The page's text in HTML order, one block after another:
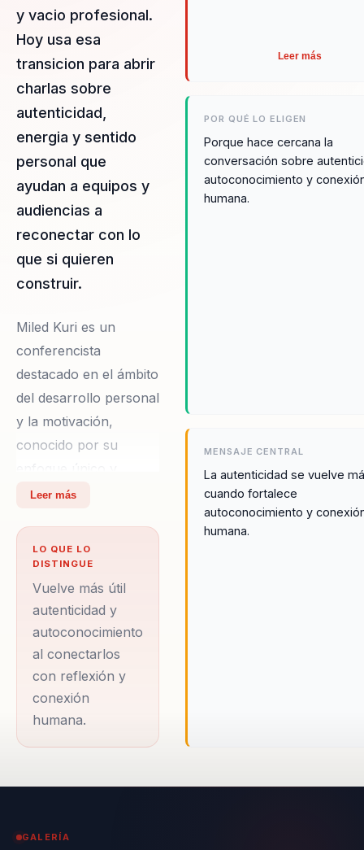
y vacio profesional.
Hoy usa esa
transicion para abrir
charlas sobre
autenticidad,
energia y sentido
personal que
ayudan a equipos y
audiencias a
reconectar con lo
que si quieren
construir.
Miled Kuri es un
conferencista
destacado en el ámbito
del desarrollo personal
y la motivación,
conocido por su
transformador.
década, Miled ha
impactado
positivamente en la
vida de miles de
personas, guiándolas
hacia un camino de
autenticidad y
autodescubrimiento.
Antes de dedicarse a
las conferencias, Miled
habilidades de
Leer más
LO QUE LO
DISTINGUE
Vuelve más útil
autenticidad y
autoconocimiento
al conectarlos
con reflexión y
conexión
humana.
Leer más
POR QUÉ LO ELIGEN
Porque hace cercana la
conversación sobre
autoconocimiento y
humana.
MENSAJE CENTRAL
La autenticidad se vuelve
cuando fortalece
autoconocimiento y
humana.
GALERÍA